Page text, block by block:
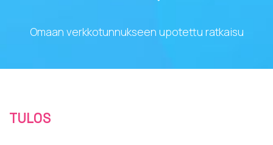
Omaan verkkotunnukseen upotettu ratkaisu
TULOS